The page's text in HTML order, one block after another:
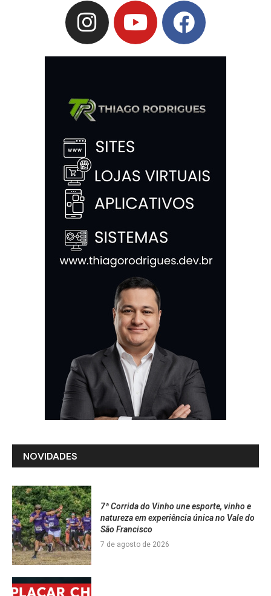
NOVIDADES
7ª Corrida do Vinho une esporte, vinho e
natureza em experiência única no Vale do
São Francisco
7 de agosto de 2026